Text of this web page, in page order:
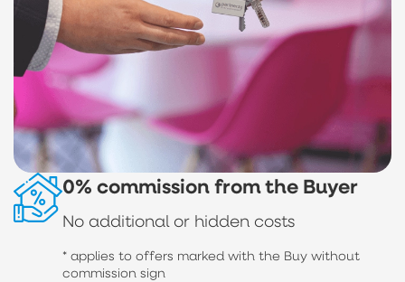
0% commission from the Buyer
No additional or hidden costs
* applies to offers marked with the Buy without
commission sign